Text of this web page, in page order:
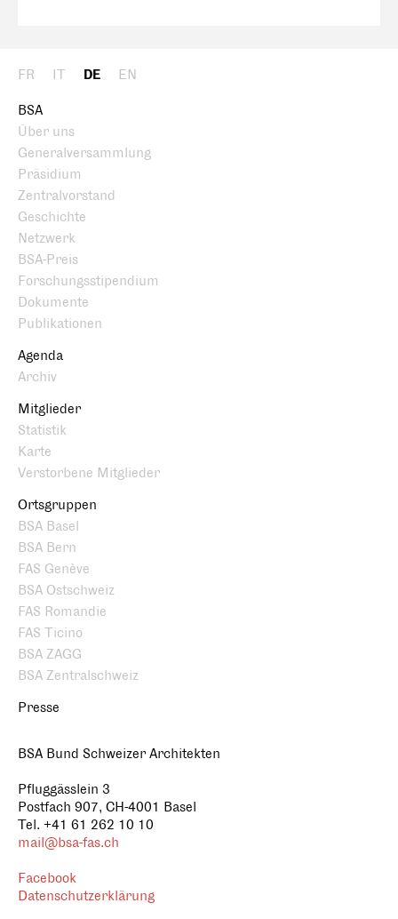
FR IT DE EN
BSA
Über uns
Generalversammlung
Präsidium
Zentralvorstand
Geschichte
Netzwerk
BSA-Preis
Forschungsstipendium
Dokumente
Publikationen
Agenda
Archiv
Mitglieder
Statistik
Karte
Verstorbene Mitglieder
Ortsgruppen
BSA Basel
BSA Bern
FAS Genève
BSA Ostschweiz
FAS Romandie
FAS Ticino
BSA ZAGG
BSA Zentralschweiz
Presse
BSA Bund Schweizer Architekten
Pfluggässlein 3
Postfach 907, CH-4001 Basel
Tel. +41 61 262 10 10
mail@bsa-fas.ch
Facebook
Datenschutzerklärung